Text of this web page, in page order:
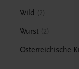
Wild 2
Wurst 2
Österreichische